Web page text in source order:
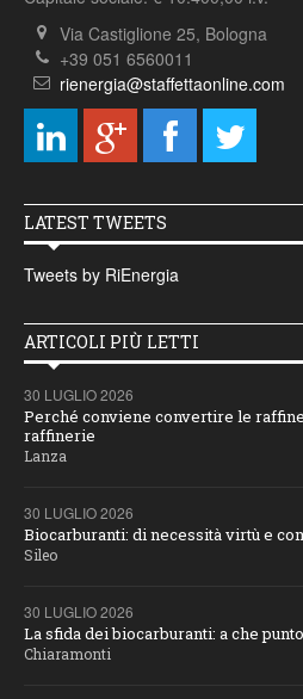
Via Castiglione 25, Bologna
+39 051 6560011
rienergia@staffettaonline.com
LATEST TWEETS
Tweets by RiEnergia
ARTICOLI PIÙ LETTI
30 LUGLIO 2026
Perché conviene convertire le
raffinerie
Lanza
30 LUGLIO 2026
Biocarburanti: di necessità virtù e
Sileo
30 LUGLIO 2026
La sfida dei biocarburanti: a che
Chiaramonti